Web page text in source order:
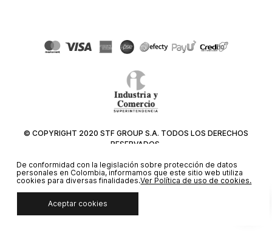
© COPYRIGHT 2020 STF GROUP S.A. TODOS LOS DERECHOS
RESERVADOS.
De conformidad con la legislación sobre protección de datos
personales en Colombia, informamos que este sitio web utiliza
cookies para diversas finalidades.Ver Política de uso de cookies.
Aceptar cookies